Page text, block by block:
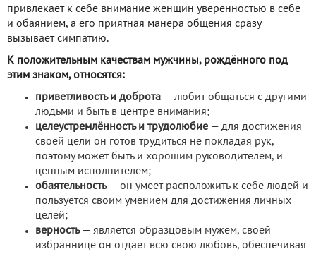
привлекает к себе внимание женщин уверенностью в себе
и обаянием, а его приятная манера общения сразу
вызывает симпатию.
К положительным качествам мужчины, рождённого под
этим знаком, относятся:
приветливость и доброта — любит общаться с другими
людьми и быть в центре внимания;
целеустремлённость и трудолюбие — для достижения
своей цели он готов трудиться не покладая рук,
поэтому может быть и хорошим руководителем, и
ценным исполнителем;
обаятельность— он умеет расположить к себе людей и
пользуется своим умением для достижения личных
целей;
верность— является образцовым мужем, своей
избраннице он отдаёт всю свою любовь, обеспечивая